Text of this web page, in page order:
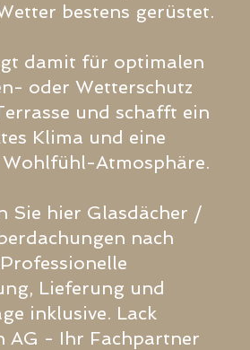
bestens gerüstet.
damit für optimalen
oder Wetterschutz
und schafft ein
Klima und eine
Wohlfühl-Atmosphäre.
Sie hier Glasdächer /
nach
Lieferung und
inklusive. Lack
AG - Ihr Fachpartner